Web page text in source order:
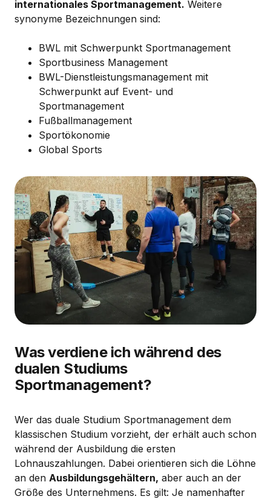
internationales Sportmanagement. Weitere
synonyme Bezeichnungen sind:
BWL mit Schwerpunkt Sportmanagement
Sportbusiness Management
BWL-Dienstleistungsmanagement mit
Schwerpunkt auf Event- und
Sportmanagement
Fußballmanagement
Sportökonomie
Global Sports
Was verdiene ich während des
dualen Studiums
Sportmanagement?
Wer das duale Studium Sportmanagement dem
klassischen Studium vorzieht, der erhält auch schon
während der Ausbildung die ersten
Lohnauszahlungen. Dabei orientieren sich die Löhne
an den Ausbildungsgehältern, aber auch an der
Größe des Unternehmens. Es gilt: Je namenhafter